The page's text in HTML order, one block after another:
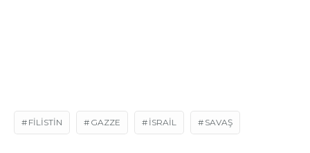
n
FILISTIN GAZZE ISRAIL SAVAŞ